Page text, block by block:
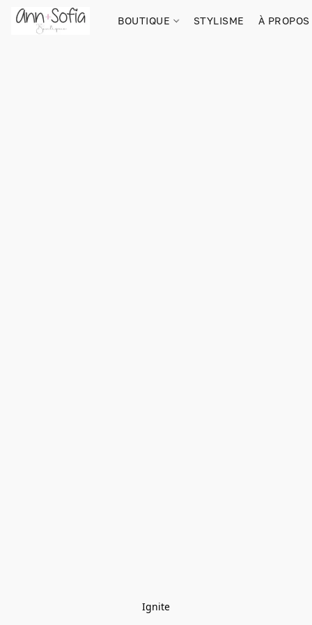
BOUTIQUE STYLISME À
Ignite